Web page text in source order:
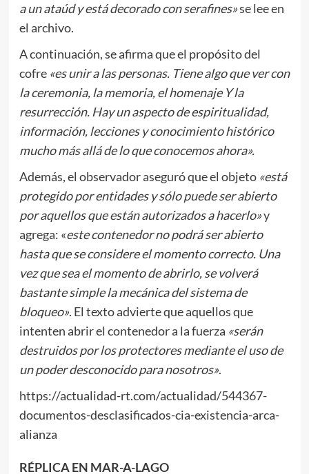
a un ataúd y está decorado con serafines»se lee en
el archivo.
A continuación, se afirma que el propósito del
cofre «es unir a las personas. Tiene algo que ver con
la ceremonia, la memoria, el homenajeYla
resurrección. Hay un aspecto de espiritualidad,
información, lecciones y conocimiento histórico
mucho más allá de lo que conocemos ahora».
Además, el observador aseguró que el objeto «está
protegido por entidades y sólo puede ser abierto
por aquellos que están autorizados a hacerlo»y
agrega: «este contenedor no podrá ser abierto
hasta que se considere el momento correcto. Una
vez que sea el momento de abrirlo, se volverá
bastante simple la mecánica del sistema de
bloqueo». El texto advierte que aquellos que
intenten abrir el contenedor a la fuerza «serán
destruidos por los protectores mediante el uso de
un poder desconocido para nosotros».
https://actualidad-rt.com/actualidad/544367-
documentos-desclasificados-cia-existencia-arca-
alianza
RÉPLICA EN MAR-A-LAGO